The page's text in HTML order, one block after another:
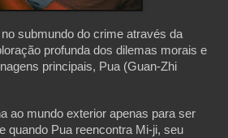
submundo do crime através da
profunda dos dilemas morais e
principais, Pua (Guan-Zhi
ao mundo exterior apenas para ser
quando Pua reencontra Mi-ji, seu